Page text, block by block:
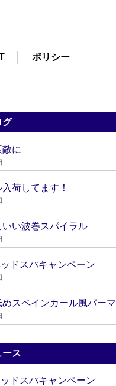
ポリシー
グ
に
荷してます！
い波巻スパイラル
ドスパキャンペーン
スペインカール風パーマ
ース
ドスパキャンペーン